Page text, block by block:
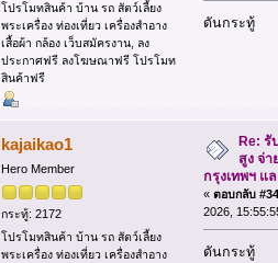
โปรโมทสินค้า บ้าน รถ สัตว์เลี้ยง
พระเครื่อง ท่องเที่ยว เครื่องสำอาง
เสื้อผ้า กล้อง เว็บสมัครงาน, ลง
ประกาศฟรี ลงโฆษณาฟรี โปรโมท
สินค้าฟรี
ดันกระทู้
kajaikao1
Hero Member
กระทู้: 2172
โปรโมทสินค้า บ้าน รถ สัตว์เลี้ยง
พระเครื่อง ท่องเที่ยว เครื่องสำอาง
Re: รั
สูง จ่
กรุงเทพฯ
« ตอบกลับ
2026,
ดันกระทู้